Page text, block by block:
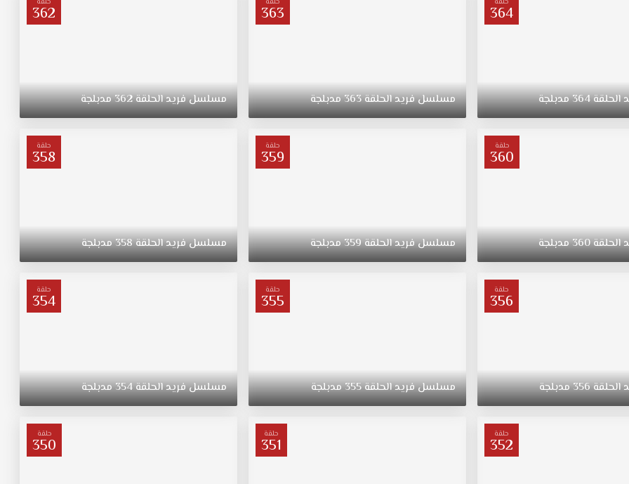
364
الحلقة364مدبلجة
363
مسلسلفريدالحلقة363مدبلجة
362
مسلسلفريدالحلقة362مدبلجة
حلقة
360
الحلقة360مدبلجة
حلقة
359
مسلسلفريدالحلقة359مدبلجة
حلقة
358
مسلسلفريدالحلقة358مدبلجة
حلقة
356
الحلقة356مدبلجة
حلقة
355
مسلسلفريدالحلقة355مدبلجة
حلقة
354
مسلسلفريدالحلقة354مدبلجة
حلقة
352
حلقة
351
حلقة
350